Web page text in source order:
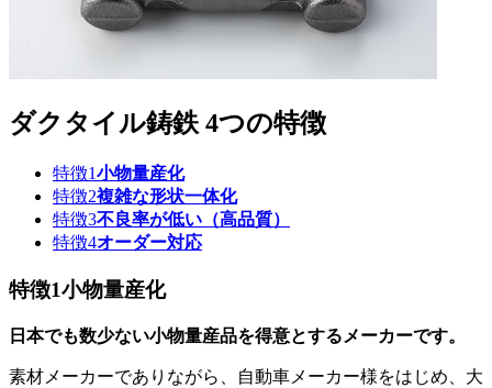
ダクタイル鋳鉄 4つの特徴
特徴1小物量産化
特徴2複雑な形状一体化
特徴3不良率が低い （高品質）
特徴4オーダー対応
特徴1小物量産化
日本でも数少ない小物量産品を得意とするメーカーです。
素材メーカーでありながら、自動車メーカー様をはじめ、大